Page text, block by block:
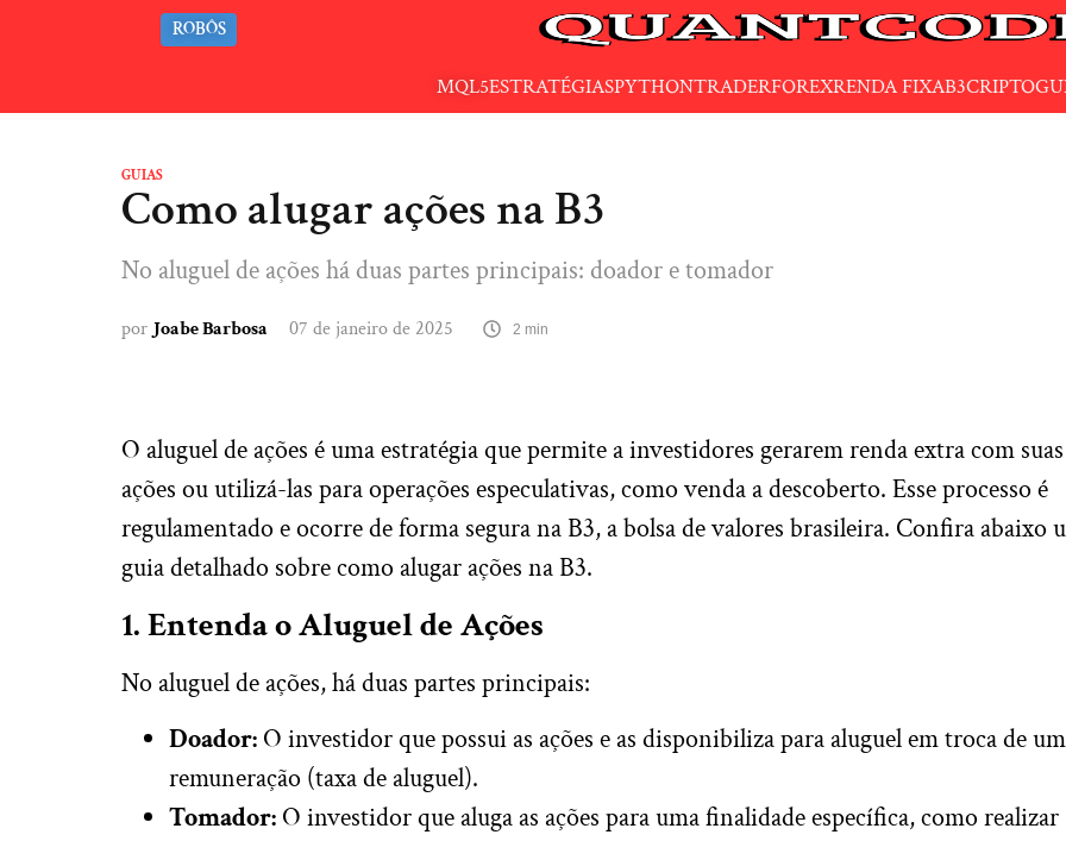
ROBÔS
MQL5ESTRATÉGIASPYTHONTRADERFOREXRENDA FIXAB3CRIPTO
GUIAS
Como alugar ações na B3
No aluguel de ações há duas partes principais: doador e tomador
por Joabe Barbosa 07 de janeiro de 2025 2 min
O aluguel de ações é uma estratégia que permite a investidores gerarem renda extra com suas
ações ou utilizá-las para operações especulativas, como venda a descoberto. Esse processo é
regulamentado e ocorre de forma segura na B3, a bolsa de valores brasileira. Confira abaixo
guia detalhado sobre como alugar ações na B3.
1. Entenda o Aluguel de Ações
No aluguel de ações, há duas partes principais:
Doador: O investidor que possui as ações e as disponibiliza para aluguel em troca de
remuneração (taxa de aluguel).
Tomador: O investidor que aluga as ações para uma finalidade específica, como realizar